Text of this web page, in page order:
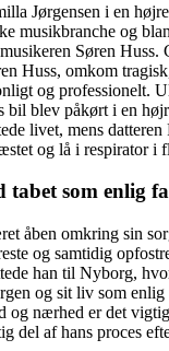
Jørgensen i en
musikbranche og
Søren Huss.
Huss, omkom
og professionelt.
bil blev påkørt i en
livet, mens
og lå i respirator i
tabet som enlig
åben omkring sin
og samtidig
han til Nyborg,
og sit liv som
nærhed er det
del af hans proces